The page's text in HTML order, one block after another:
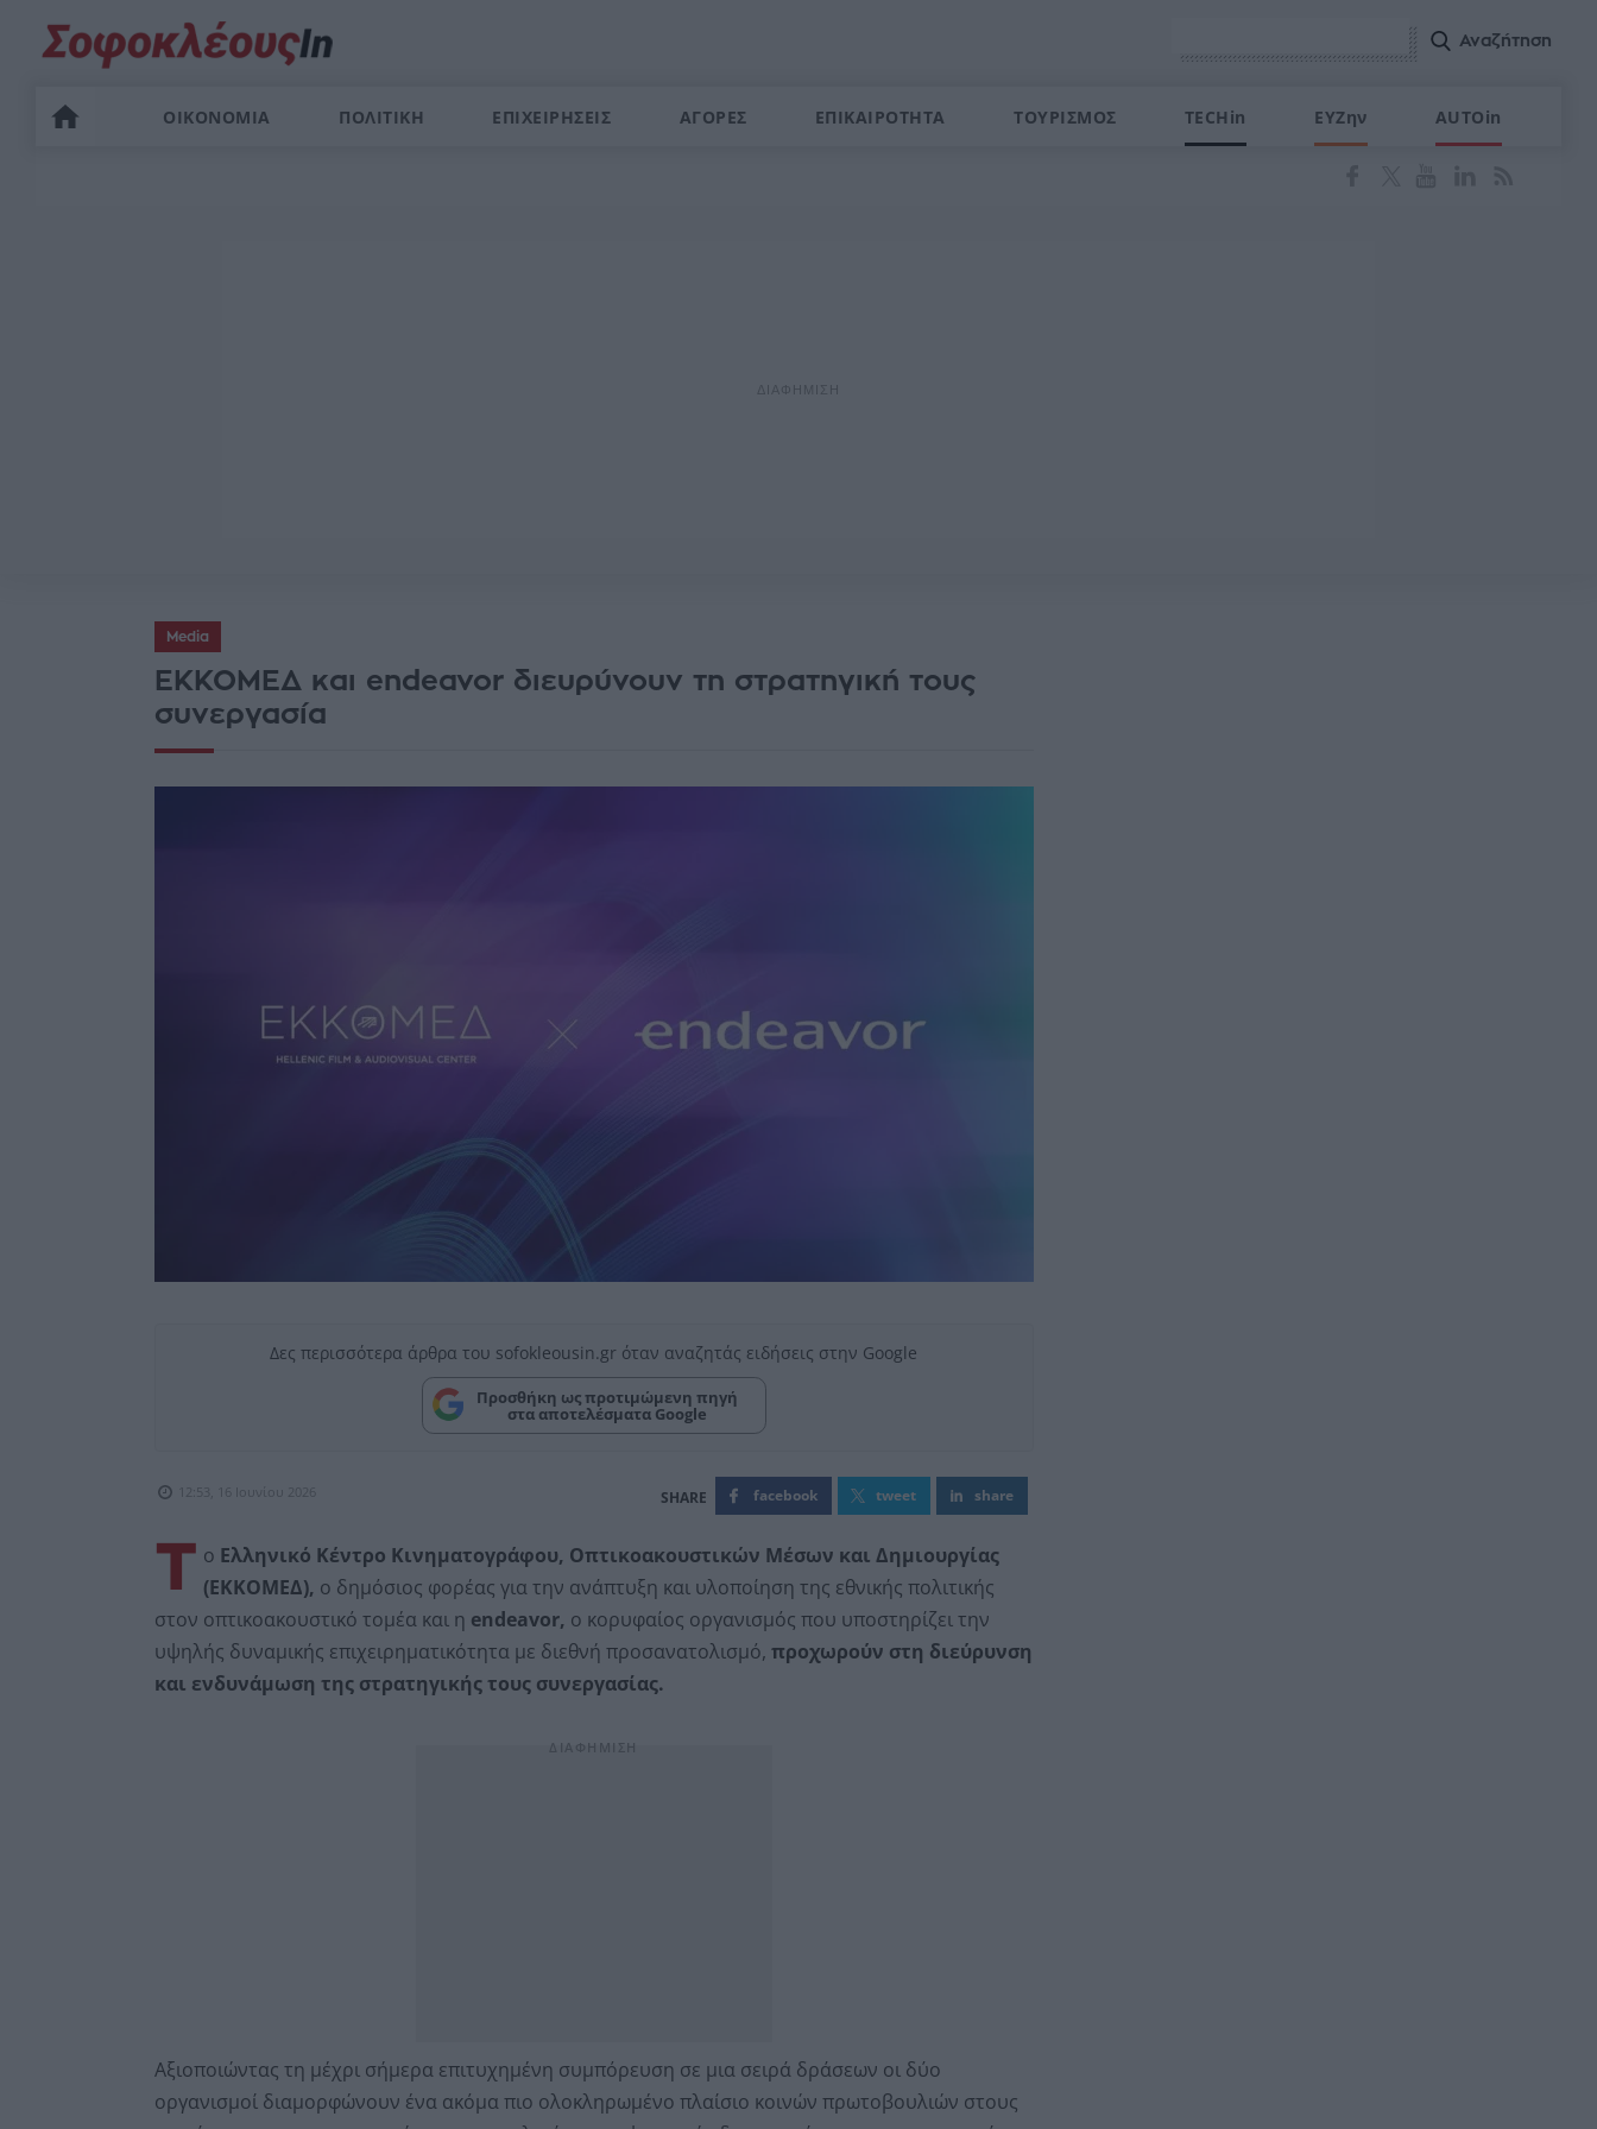
ΟΙΚΟΝΟΜΙΑ ΠΟΛΙΤΙΚΗ ΕΠΙΧΕΙΡΗΣΕΙΣ ΑΓΟΡΕΣ ΕΠΙΚΑΙΡΟΤΗΤΑ ΤΟΥΡΙΣΜΟΣ TECHin ΕΥΖην AUTOin
Media
ΕΚΚΟΜΕΔ και endeavor διευρύνουν τη στρατηγική τους
συνεργασία
Δες περισσότερα άρθρα του sofokleousin.gr όταν αναζητάς ειδήσεις στην Google
Προσθήκη ως προτιμώμενη πηγή
στα αποτελέσματα Google
12:53, 16 Ιουνίου 2026 facebook tweet share
Τ ο Ελληνικό Κέντρο Κινηματογράφου, Οπτικοακουστικών Μέσων και Δημιουργίας
(ΕΚΚΟΜΕΔ), ο δημόσιος φορέας για την ανάπτυξη και υλοποίηση της εθνικής πολιτικής
στον οπτικοακουστικό τομέα και η endeavor, ο κορυφαίος οργανισμός που υποστηρίζει την
υψηλής δυναμικής επιχειρηματικότητα με διεθνή προσανατολισμό, προχωρούν στη διεύρυνση
και ενδυνάμωση της στρατηγικής τους συνεργασίας.
Αξιοποιώντας τη μέχρι σήμερα επιτυχημένη συμπόρευση σε μια σειρά δράσεων οι δύο
οργανισμοί διαμορφώνουν ένα ακόμα πιο ολοκληρωμένο πλαίσιο κοινών πρωτοβουλιών στους